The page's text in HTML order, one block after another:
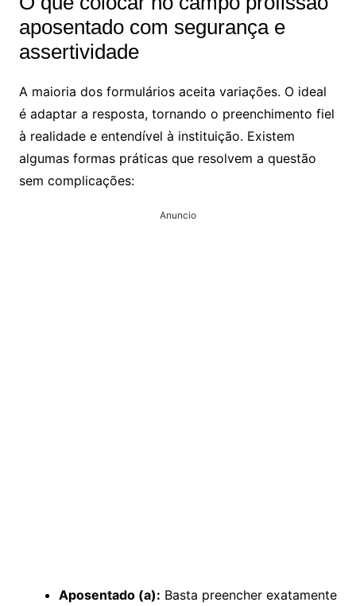
aposentado com segurança e
assertividade
A maioria dos formulários aceita variações. O ideal
é adaptar a resposta, tornando o preenchimento fiel
à realidade e entendível à instituição. Existem
algumas formas práticas que resolvem a questão
sem complicações:
Anuncio
Aposentado (a): Basta preencher exatamente